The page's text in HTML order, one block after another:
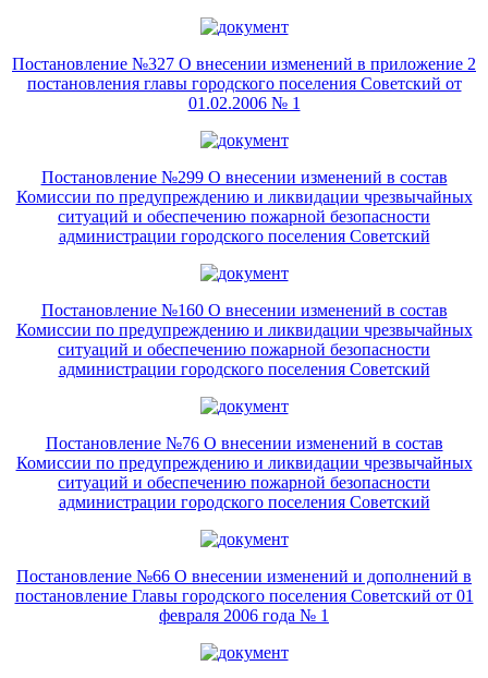
Постановление №327 О внесении изменений в приложение 2
постановления главы городского поселения Советский от
01.02.2006 № 1
Постановление №299 О внесении изменений в состав
Комиссии по предупреждению и ликвидации чрезвычайных
ситуаций и обеспечению пожарной безопасности
администрации городского поселения Советский
Постановление №160 О внесении изменений в состав
Комиссии по предупреждению и ликвидации чрезвычайных
ситуаций и обеспечению пожарной безопасности
администрации городского поселения Советский
Постановление №76 О внесении изменений в состав
Комиссии по предупреждению и ликвидации чрезвычайных
ситуаций и обеспечению пожарной безопасности
администрации городского поселения Советский
Постановление №66 О внесении изменений и дополнений в
постановление Главы городского поселения Советский от 01
февраля 2006 года № 1